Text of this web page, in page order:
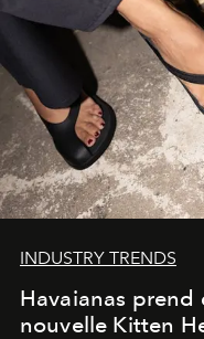
INDUSTRY TRENDS
Havaianas prend
nouvelle Kitten